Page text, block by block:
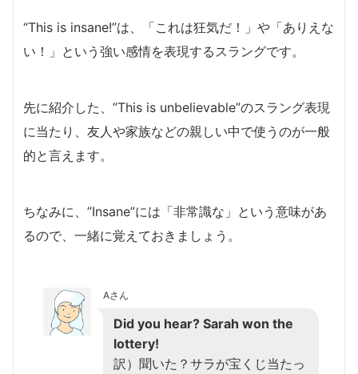
“This is insane!”は、「これは狂気だ！」や「ありえな
い！」という強い感情を表現するスラングです。
先に紹介した、”This is unbelievable”のスラング表現
に当たり、友人や家族などの親しい中で使うのが一般
的と言えます。
ちなみに、”Insane”には「非常識な」という意味があ
るので、一緒に覚えておきましょう。
Aさん
Did you hear? Sarah won the
lottery!
訳）聞いた？サラが宝くじ当たっ